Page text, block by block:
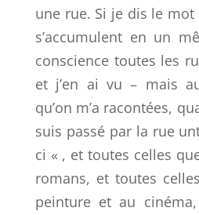
une rue. Si je dis le
s’accumulent en un
conscience toutes les
et j’en ai vu – mais
qu’on m’a racontées,
suis passé par la rue
ci « , et toutes celles
romans, et toutes
peinture et au